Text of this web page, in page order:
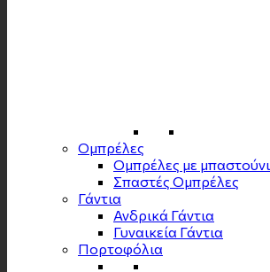
Ομπρέλες
Ομπρέλες με μπαστούνι
Σπαστές Ομπρέλες
Γάντια
Ανδρικά Γάντια
Γυναικεία Γάντια
Πορτοφόλια